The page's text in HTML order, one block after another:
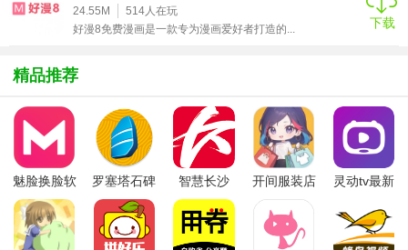
1、太极课程
名，让您与名师零距离接触交流。
2、名师、团队展播
领略太极宗师的风采。
3、太极圈
太极人的自由交友、讨论、互动平台。
24.55M 514人在玩
好漫8免费漫画是一款专为漫画爱好者打造的...
下载
精品推荐
魅脸换脸软
件
罗塞塔石碑
安卓版
智慧长沙
app
开间服装店
灵动tv最新